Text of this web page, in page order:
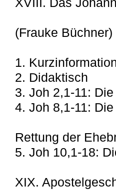
(Frauke Büchner)
1.
2. Didaktisch
3. Joh 2,1-11:
4. Joh 8,1-11: Die
Rettung der
5. Joh 10,1-18:
XIX.